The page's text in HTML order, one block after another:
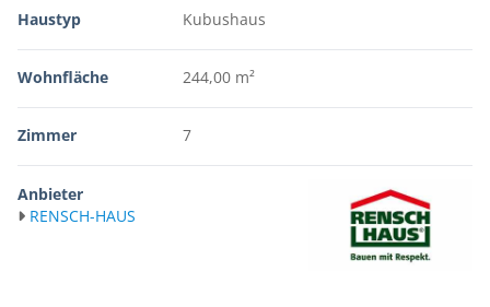
Haustyp Kubushaus
Wohnfläche 244,00 m²
Zimmer 7
Anbieter
RENSCH-HAUS